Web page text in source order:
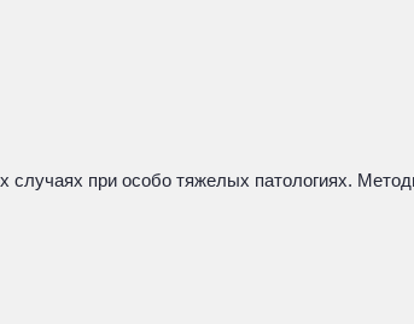
случаях при особо тяжелых патологиях.